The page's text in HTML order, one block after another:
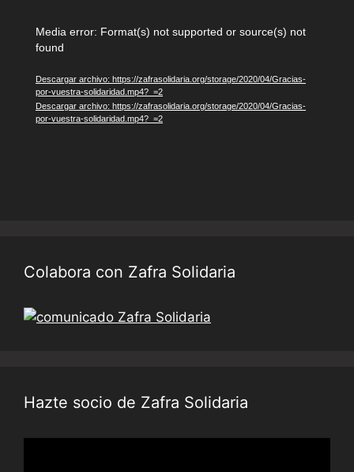
Reproductor
de
vídeo
Media error: Format(s) not supported or source(s) not
found
Descargar archivo: https://zafrasolidaria.org/storage/2020/04/Gracias-
por-vuestra-solidaridad.mp4?_=2
Descargar archivo: https://zafrasolidaria.org/storage/2020/04/Gracias-
por-vuestra-solidaridad.mp4?_=2
Colabora con Zafra Solidaria
Hazte socio de Zafra Solidaria